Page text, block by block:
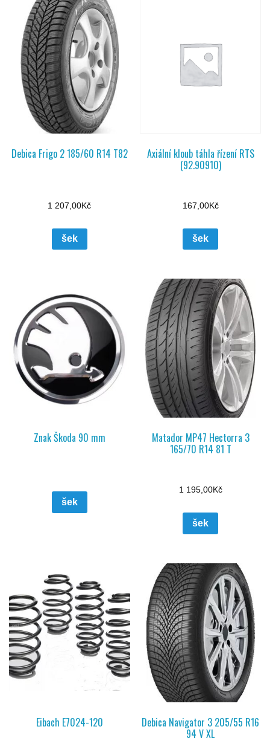
Debica Frigo 2 185/60 R14 T82
1 207,00Kč
šek
Axiální kloub táhla řízení RTS
(92.90910)
167,00Kč
šek
Znak Škoda 90 mm
šek
Matador MP47 Hectorra 3
165/70 R14 81 T
1 195,00Kč
šek
Eibach E7024-120 Debica Navigator 3 205/55 R16
94 V XL